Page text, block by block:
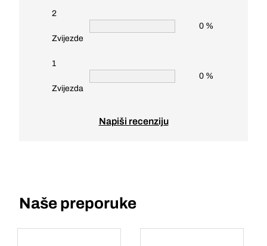
2
Zvijezde
0 %
1
Zvijezda
0 %
Napiši recenziju
Naše preporuke